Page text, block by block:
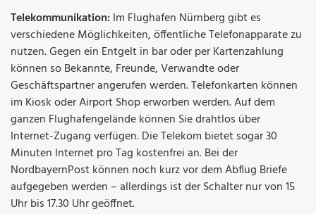
Telekommunikation:Im Flughafen Nürnberg gibt es
verschiedene Möglichkeiten, öffentliche Telefonapparate zu
nutzen. Gegen ein Entgelt in bar oder per Kartenzahlung
können so Bekannte, Freunde, Verwandte oder
Geschäftspartner angerufen werden. Telefonkarten können
im Kiosk oder Airport Shop erworben werden. Auf dem
ganzen Flughafengelände können Sie drahtlos über
Internet-Zugang verfügen. Die Telekom bietet sogar 30
Minuten Internet pro Tag kostenfrei an. Bei der
NordbayernPost können noch kurz vor dem Abflug Briefe
aufgegeben werden – allerdings ist der Schalter nur von 15
Uhr bis 17.30 Uhr geöffnet.